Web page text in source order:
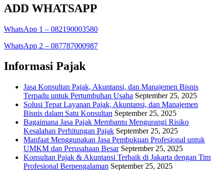
Layanan
Pajak,
dan
Bisnis
Satu
ADD WHATSAPP
WhatsApp 1 – 082190003580
WhatsApp 2 – 087787000987
Informasi Pajak
Jasa Konsultan Pajak, Akuntansi, dan Manajemen Bisnis
Terpadu untuk Pertumbuhan Usaha September 25, 2025
Solusi Tepat Layanan Pajak, Akuntansi, dan Manajemen
Bisnis dalam Satu Konsultan September 25, 2025
Bagaimana Jasa Pajak Membantu Mengurangi Risiko
Kesalahan Perhitungan Pajak September 25, 2025
Manfaat Menggunakan Jasa Pembukuan Profesional untuk
UMKM dan Perusahaan Besar September 25, 2025
Konsultan Pajak & Akuntansi Terbaik di Jakarta dengan Tim
Profesional Berpengalaman September 25, 2025